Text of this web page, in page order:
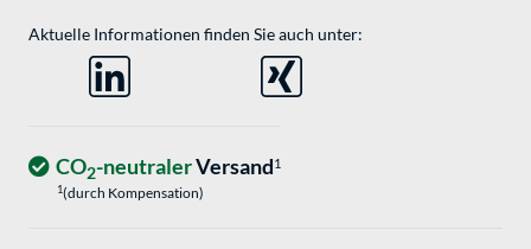
Aktuelle Informationen finden Sie auch unter:
CO2-neutralerVersand1
1(durch Kompensation)